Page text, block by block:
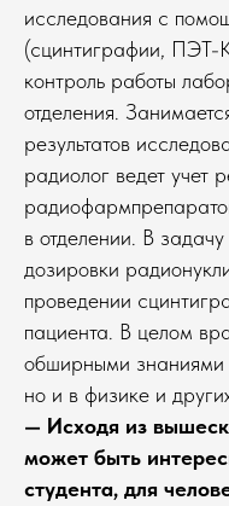
исследования с
(сцинтиграфии, ПЭТ-
контроль работы
отделения.
результатов
радиолог ведет учет
в отделении. В
дозировки
проведении
пациента. В целом
обширными знаниями
но и в физике и
— Исходя из
может быть
студента, для